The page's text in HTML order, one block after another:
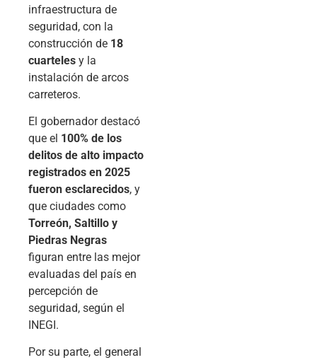
infraestructura de
seguridad, con la
construcción de 18
cuarteles y la
instalación de arcos
carreteros.
El gobernador destacó
que el 100% de los
delitos de alto impacto
registrados en 2025
fueron esclarecidos, y
que ciudades como
Torreón, Saltillo y
Piedras Negras
figuran entre las mejor
evaluadas del país en
percepción de
seguridad, según el
INEGI.
Por su parte, el general